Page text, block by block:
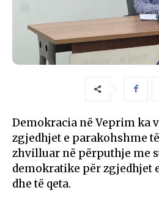
Demokracia në Veprim ka
zgjedhjet e parakohshme
zhvilluar në përputhje me
demokratike për zgjedhjet
dhe të qeta.